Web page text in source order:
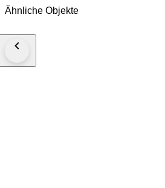
Worldwide, Estimated 2 to 3 Business Day
Ähnliche Objekte